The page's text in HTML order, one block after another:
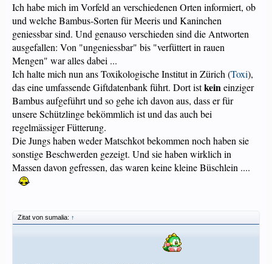
Ich habe mich im Vorfeld an verschiedenen Orten informiert, ob
und welche Bambus-Sorten für Meeris und Kaninchen
geniessbar sind. Und genauso verschieden sind die Antworten
ausgefallen: Von "ungeniessbar" bis "verfüttert in rauen
Mengen" war alles dabei ...
Ich halte mich nun ans Toxikologische Institut in Zürich (Toxi),
das eine umfassende Giftdatenbank führt. Dort istkeineinziger
Bambus aufgeführt und so gehe ich davon aus, dass er für
unsere Schützlinge bekömmlich ist und das auch bei
regelmässiger Fütterung.
Die Jungs haben weder Matschkot bekommen noch haben sie
sonstige Beschwerden gezeigt. Und sie haben wirklich in
Massen davon gefressen, das waren keine kleine Büschlein ....
Zitat von sumalia: ↑